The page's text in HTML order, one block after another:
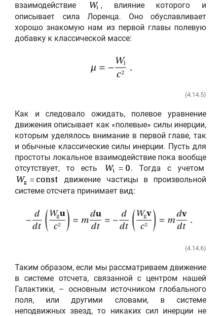
взаимодействие
Wl , влияние которого и
описывает сила Лоренца. Оно обуславливает
хорошо знакомую нам из первой главы полевую
добавку к классической массе:
(4.14.5)
Как и следовало ожидать, полевое уравнение
движения описывает как «полевые» силы инерции,
которым уделялось внимание в первой главе, так
и обычные классические силы инерции. Пусть для
простоты локальное взаимодействие пока вообще
отсутствует, то есть
W1 = 0. Тогда с учетом
Wg = const
движение частицы в произвольной
системе отсчета принимает вид:
(4.14.6)
Таким образом, если мы рассматриваем движение
в системе отсчета, связанной с центром нашей
Галактики, – основным источником глобального
поля, или другими словами, в системе
неподвижных звезд, то никаких сил инерции не